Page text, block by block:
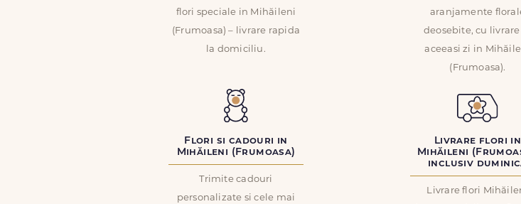
flori speciale in Mihăileni
(Frumoasa) – livrare rapida
la domiciliu.
aranjamente
deosebite, cu
aceeasi zi in
(Frumoasa).
Flori si cadouri in
Mihăileni (Frumoasa)
Trimite cadouri
personalizate si cele mai
Livrare flori in
Mihăileni
inclusiv
Livrare flori